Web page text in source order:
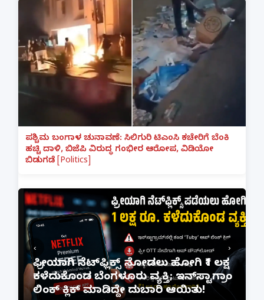
ಪಶ್ಚಿಮ ಬಂಗಾಳ ಚುನಾವಣೆ: ಸಿಲಿಗುರಿ ಟಿಎಂಸಿ ಕಚೇರಿಗೆ ಬೆಂಕಿ
ಹಚ್ಚಿ ದಾಳಿ, ಬಿಜೆಪಿ ವಿರುದ್ಧ ಗಂಭೀರ ಆರೋಪ, ವಿಡಿಯೋ
ಬಿಡುಗಡೆ [Politics]
ಫ್ರೀಯಾಗಿ ನೆಟ್‌ಫ್ಲಿಕ್ಸ್ ನೋಡಲು ಹೋಗಿ ₹1 ಲಕ್ಷ
ಕಳೆದುಕೊಂಡ ಬೆಂಗಳೂರು ವ್ಯಕ್ತಿ; ಇನ್‌ಸ್ಟಾಗ್ರಾಂ
ಲಿಂಕ್ ಕ್ಲಿಕ್ ಮಾಡಿದ್ದೇ ದುಬಾರಿ ಆಯಿತು!
‹ ›